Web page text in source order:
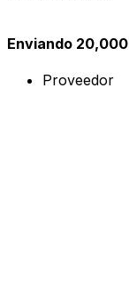
Enviando
Proveedor